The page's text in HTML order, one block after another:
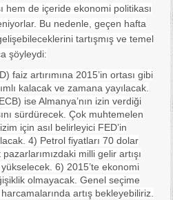
hem de içeride ekonomi politikası
Bu nedenle, geçen hafta
tartışmış ve temel
şöyleydi:
faiz artırımına 2015’in ortası gibi
kalacak ve zamana yayılacak.
ise Almanya’nın izin verdiği
sürdürecek. Çok muhtemelen
için asıl belirleyici FED’in
4) Petrol fiyatları 70 dolar
milli gelir artışı
yükselecek. 6) 2015’te ekonomi
olmayacak. Genel seçime
artış bekleyebiliriz.